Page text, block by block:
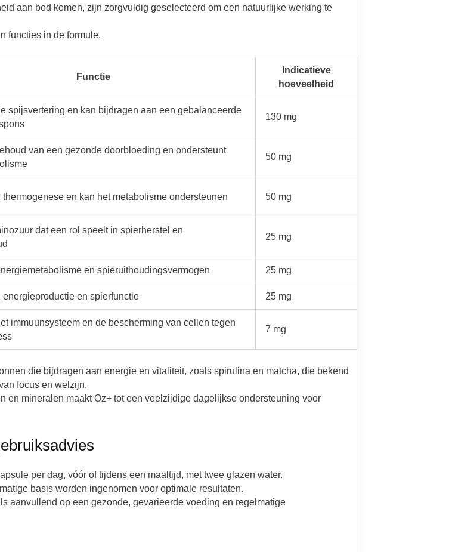
aan bod komen, zijn zorgvuldig geselecteerd om een natuurlijke werking te
functies in de formule.
Functie
Indicatieve
hoeveelheid
spijsvertering en kan bijdragen aan een gebalanceerde
130 mg
van een gezonde doorbloeding en ondersteunt
50 mg
thermogenese en kan het metabolisme ondersteunen 50 mg
dat een rol speelt in spierherstel en
25 mg
en spieruithoudingsvermogen 25 mg
energieproductie en spierfunctie 25 mg
immuunsysteem en de bescherming van cellen tegen
7 mg
die bijdragen aan energie en vitaliteit, zoals spirulina en matcha, die bekend
focus en welzijn.
en mineralen maakt Oz+ tot een veelzijdige dagelijkse ondersteuning voor
per dag, vóór of tijdens een maaltijd, met twee glazen water.
basis worden ingenomen voor optimale resultaten.
aanvullend op een gezonde, gevarieerde voeding en regelmatige